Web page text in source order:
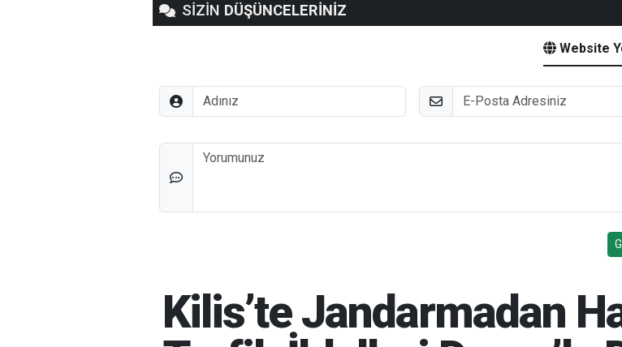
SİZİN DÜŞÜNCELERİNİZ
Website
Adınız E-Posta
Düşünceleriniz
Kilis’te Jandarmadan